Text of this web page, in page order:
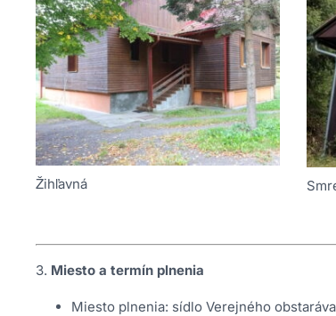
Žihľavná
3. Miesto a termín plnenia
Miesto plnenia: sídlo Verejného